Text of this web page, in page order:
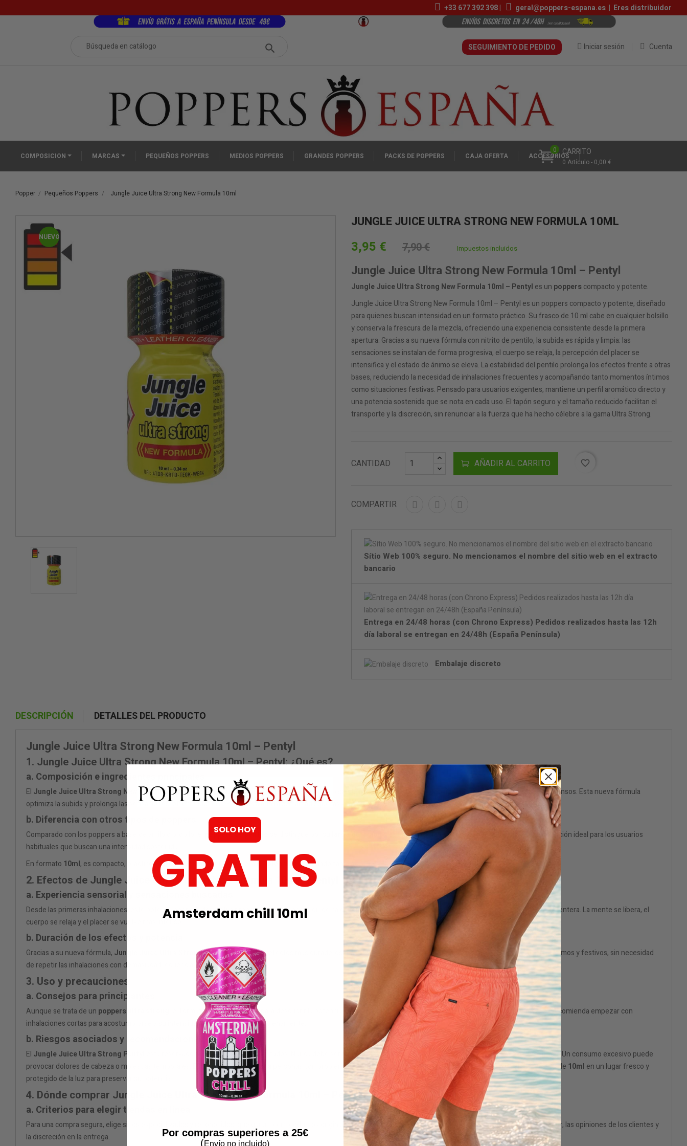
+33 677 392 398 | geral@poppers-espana.es | Eres distribuidor
Cuenta
Iniciar sesión
SEGUIMIENTO DE PEDIDO
CARRITO
0 Artículo - 0,00 €
0
COMPOSICION MARCAS PEQUEÑOS POPPERS MEDIOS POPPERS GRANDES POPPERS PACKS DE POPPERS CAJA OFERTA ACCESÓRIOS
Popper Pequeños Poppers Jungle Juice Ultra Strong New Formula 10ml
NUEVO
JUNGLE JUICE ULTRA STRONG NEW FORMULA 10ML
3,95 € 7,90 € Impuestos incluidos
Jungle Juice Ultra Strong New Formula 10ml – Pentyl
Jungle Juice Ultra Strong New Formula 10ml – Pentyl es un popperscompacto y potente.
Jungle Juice Ultra Strong New Formula 10ml – Pentyl es un poppers compacto y potente, diseñado
para quienes buscan intensidad en un formato práctico. Su frasco de 10 ml cabe en cualquier bolsillo
y conserva la frescura de la mezcla, ofreciendo una experiencia consistente desde la primera
apertura. Gracias a su nueva fórmula con nitrito de pentilo, la subida es rápida y limpia: las
sensaciones se instalan de forma progresiva, el cuerpo se relaja, la percepción del placer se
intensifica y el estado de ánimo se eleva. La estabilidad del pentilo prolonga los efectos frente a otras
bases, reduciendo la necesidad de inhalaciones frecuentes y acompañando tanto momentos íntimos
como situaciones festivas. Pensado para usuarios exigentes, mantiene un perfil aromático directo y
una potencia sostenida que se nota en cada uso. El tapón seguro y el tamaño reducido facilitan el
transporte y la discreción, sin renunciar a la fuerza que ha hecho célebre a la gama Ultra Strong.
CANTIDAD AÑADIR AL CARRITO favorite_border
COMPARTIR
Sítio Web 100% seguro. No mencionamos el nombre del sitio web en el extracto
bancario
Entrega en 24/48 horas (con Chrono Express) Pedidos realizados hasta las 12h
día laboral se entregan en 24/48h (España Península)
Embalaje discreto
DESCRIPCIÓN DETALLES DEL PRODUCTO
Jungle Juice Ultra Strong New Formula 10ml – Pentyl
1. Jungle Juice Ultra Strong New Formula 10ml – Pentyl: ¿Qué es?
a. Composición e ingredientes principales
El Jungle Juice Ultra Strong New Formula 10ml – Pentyl es unpoppers potenteelaborado a base de nitrito de pentilo
, reconocido por sus efectos duraderos e intensos. Esta nueva fórmula
optimiza la subida y prolonga las sensaciones, ofreciendo una experiencia aún más marcada que las versiones clásicas.
b. Diferencia con otros tipos de poppers
Comparado con los poppers a base de amilo o propilo, el poppers de pentilo estabilidad de efectos
, lo que lo convierte en la elección ideal para los usuarios
habituales que buscan una intensidad sostenida.
En formato 10ml, es compacto, práctico y discreto, manteniéndose fiel a la potencia que ha dado fama alJungle Juice Ultra Strong
2. Efectos de Jungle Juice Ultra Strong New Formula 10ml – Pentyl
a. Experiencia sensorial y sensaciones buscadas
Desde las primeras inhalaciones, este potente poppers de pentilo proporciona una sensación de calor corporal progresiva, una mayor excitación sexual y una euforia placentera. La mente se libera, el
cuerpo se relaja y el placer se vuelve más intenso.
b. Duración de los efectos y potencia
Gracias a su nueva fórmula, Jungle Juice Ultra Strong 10ml Pentylofrece efectos más duraderos que otros poppers. Su potencia permite prolongar los momentos íntimos y festivos, sin necesidad
de repetir las inhalaciones con demasiada frecuencia.
3. Uso y precauciones
a. Consejos para principiantes
Aunque se trata de un poppers ultra strong , el formato de10mles ideal para descubrir la potencia del pentilo en una versión compacta. Para los nuevos usuarios, se recomienda empezar con
inhalaciones cortas para acostumbrarse a su intensidad antes de disfrutarlo plenamente.
b. Riesgos asociados y recomendaciones de seguridad
El Jungle Juice Ultra Strong Pentyl
está reservado para adultos experimentados. Nunca debe ser ingerido y solo debe usarse por inhalación, en un lugar bien ventilado. Un consumo excesivo puede
provocar dolores de cabeza o molestias temporales. Está desaconsejado para personas con problemas cardíacos o que sigan un tratamiento médico. Conserva el frasco de 10ml en un lugar fresco y
protegido de la luz para preservar su potencia.
4. Dónde comprar Jungle Juice Ultra Strong New Formula 10ml – Pentyl
a. Criterios para elegir tiendas en línea
Para una compra segura, elige sitios especializados y reconocidos, que garanticen productos originales y conformes con las normas. Comprueba la fiabilidad del vendedor, las opiniones de los clientes y
la discreción en la entrega.
SOLO HOY
GRATIS
Amsterdam chill 10ml
Por compras superiores a 25€
(Envío no incluido)